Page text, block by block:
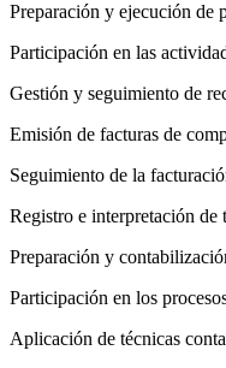
Preparación y ejecución de
Participación en las
Gestión y seguimiento de
Emisión de facturas de
Seguimiento de la
Registro e interpretación de
Preparación y
Participación en los
Aplicación de técnicas